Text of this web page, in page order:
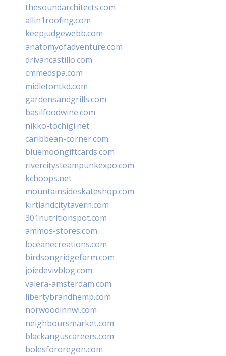
thesoundarchitects.com
allin1roofing.com
keepjudgewebb.com
anatomyofadventure.com
drivancastillo.com
cmmedspa.com
midletontkd.com
gardensandgrills.com
basilfoodwine.com
nikko-tochigi.net
caribbean-corner.com
bluemoongiftcards.com
rivercitysteampunkexpo.com
kchoops.net
mountainsideskateshop.com
kirtlandcitytavern.com
301nutritionspot.com
ammos-stores.com
loceanecreations.com
birdsongridgefarm.com
joiedevivblog.com
valera-amsterdam.com
libertybrandhemp.com
norwoodinnwi.com
neighboursmarket.com
blackanguscareers.com
bolesfororegon.com